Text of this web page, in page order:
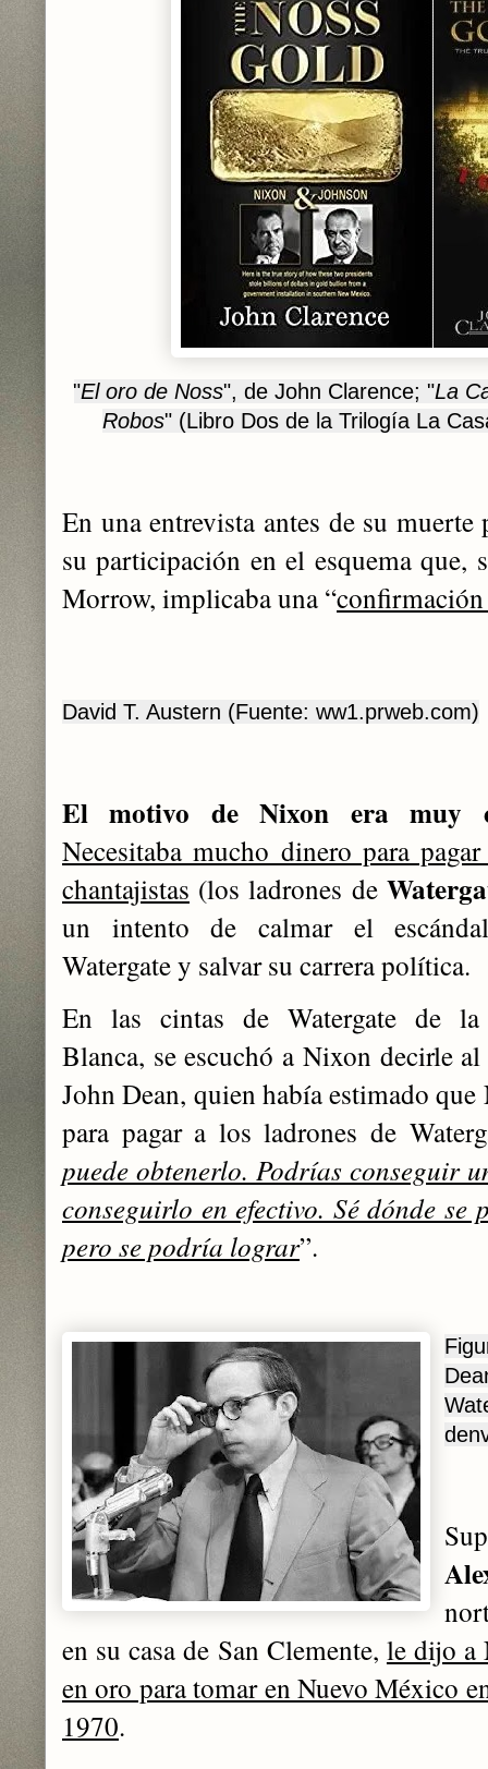
"El oro de Noss", de John Clarence; "La
Robos" (Libro Dos de la Trilogía La
En una entrevista antes de su
su participación en el esquema que,
Morrow, implicaba una “
David T. Austern (Fuente: ww1.prweb.com)
El motivo de Nixon era muy
Necesitaba mucho dinero para
chantajistas (los ladrones de
un intento de calmar el
Watergate y salvar su carrera política.
En las cintas de Watergate de la
Blanca, se escuchó a Nixon decirle
John Dean, quien había estimado
para pagar a los ladrones de
puede obtenerlo. Podrías conseguir
conseguirlo en efectivo. Sé dónde se
pero se podría lograr”.
en su casa de San Clemente, le dijo a
en oro para tomar en Nuevo México
1970.